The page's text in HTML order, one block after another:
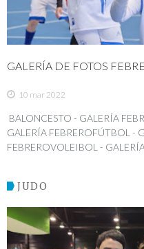
GALERÍA DE FOTOS
10 mar 2022
BALONCESTO - GALERÍA
GALERÍA FEBREROFÚTBOL -
FEBREROVOLEIBOL -
JUDO